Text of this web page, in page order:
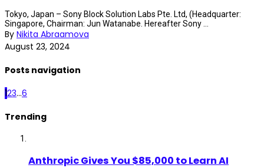
Tokyo, Japan – Sony Block Solution Labs Pte. Ltd, (Headquarter:
Singapore, Chairman: Jun Watanabe. Hereafter Sony ...
By Nikita Abraamova
August 23, 2024
Posts navigation
123...6
Trending
Anthropic Gives You $85,000 to Learn AI